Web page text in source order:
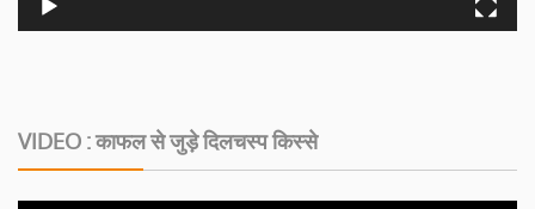
VIDEO : काफल से जुड़े दिलचस्‍प किस्‍से